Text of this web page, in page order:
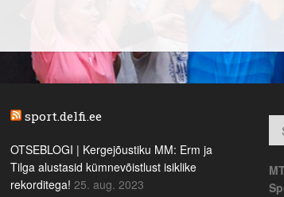
sport.delfi.ee
OTSEBLOGI | Kergejõustiku MM: Erm ja
Tilga alustasid kümnevõistlust isiklike
rekorditega! 25. aug. 2023